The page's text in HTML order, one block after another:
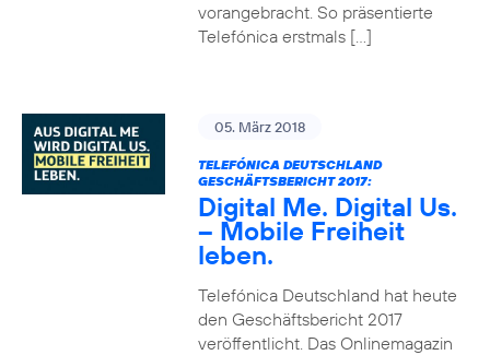
vorangebracht. So präsentierte
Telefónica erstmals […]
05. März 2018
TELEFÓNICA DEUTSCHLAND
GESCHÄFTSBERICHT 2017:
Digital Me. Digital Us.
– Mobile Freiheit
leben.
Telefónica Deutschland hat heute
den Geschäftsbericht 2017
veröffentlicht. Das Onlinemagazin